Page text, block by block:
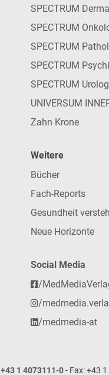
SPECTRUM
SPECTRUM
SPECTRUM
SPECTRUM
SPECTRUM
UNIVERSUM
Zahn Krone
Weitere
Bücher
Fach-Reports
Gesundheit
Neue Horizonte
Social Media
/
/
/medmedia-at
+43 1 4073111-0- Fax: +43